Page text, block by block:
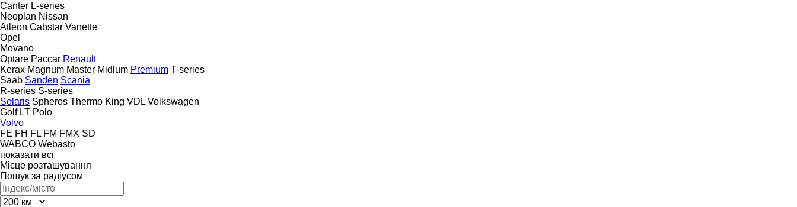
Canter L-series
Neoplan Nissan
Atleon Cabstar Vanette
Opel
Movano
Optare Paccar Renault
Kerax Magnum Master Midlum Premium T-series
Saab Sanden Scania
R-series S-series
Solaris Spheros Thermo King VDL Volkswagen
Golf LT Polo
Volvo
FE FH FL FM FMX SD
WABCO Webasto
показати всі
Місце розташування
Пошук за радіусом